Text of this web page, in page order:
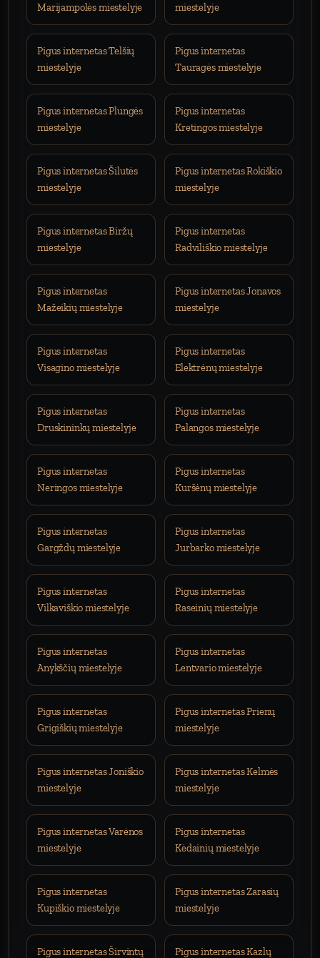
Marijampolės miestelyje
miestelyje
Pigus internetas Telšių
miestelyje
Pigus internetas
Tauragės miestelyje
Pigus internetas Plungės
miestelyje
Pigus internetas
Kretingos miestelyje
Pigus internetas Šilutės
miestelyje
Pigus internetas Rokiškio
miestelyje
Pigus internetas Biržų
miestelyje
Pigus internetas
Radviliškio miestelyje
Pigus internetas
Mažeikių miestelyje
Pigus internetas Jonavos
miestelyje
Pigus internetas
Visagino miestelyje
Pigus internetas
Elektrėnų miestelyje
Pigus internetas
Druskininkų miestelyje
Pigus internetas
Palangos miestelyje
Pigus internetas
Neringos miestelyje
Pigus internetas
Kuršėnų miestelyje
Pigus internetas
Gargždų miestelyje
Pigus internetas
Jurbarko miestelyje
Pigus internetas
Vilkaviškio miestelyje
Pigus internetas
Raseinių miestelyje
Pigus internetas
Anykščių miestelyje
Pigus internetas
Lentvario miestelyje
Pigus internetas
Grigiškių miestelyje
Pigus internetas Prienų
miestelyje
Pigus internetas Joniškio
miestelyje
Pigus internetas Kelmės
miestelyje
Pigus internetas Varėnos
miestelyje
Pigus internetas
Kėdainių miestelyje
Pigus internetas
Kupiškio miestelyje
Pigus internetas Zarasių
miestelyje
Pigus internetas Širvintų Pigus internetas Kazlų